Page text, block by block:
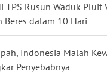
TPS Rusun Waduk Pluit
Beres dalam 10 Hari
Indonesia Malah
Penyebabnya